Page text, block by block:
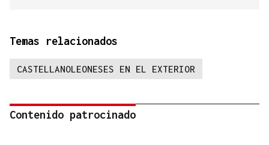
Temas relacionados
CASTELLANOLEONESES EN EL EXTERIOR
Contenido patrocinado